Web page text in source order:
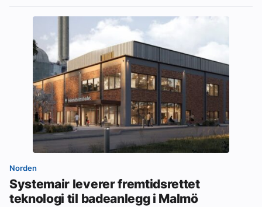
Norden
Systemair leverer fremtidsrettet
teknologi til badeanlegg i Malmö